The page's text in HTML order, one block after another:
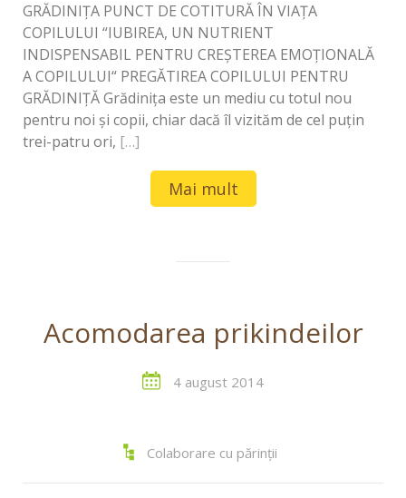
GRĂDINIȚA PUNCT DE COTITURĂ ÎN VIAȚA
COPILULUI “IUBIREA, UN NUTRIENT
INDISPENSABIL PENTRU CREŞTEREA EMOŢIONALĂ
A COPILULUI“ PREGĂTIREA COPILULUI PENTRU
GRĂDINIȚĂ Grădinița este un mediu cu totul nou
pentru noi și copii, chiar dacă îl vizităm de cel puțin
trei-patru ori, […]
Mai mult
Acomodarea prikindeilor
4 august 2014
Colaborare cu părinții